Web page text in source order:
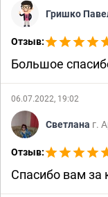
Гришко
Отзыв:
Большое
06.07.2022, 19:02
Светлана г.
Отзыв:
Спасибо вам